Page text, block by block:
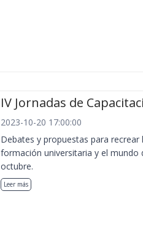
IV Jornadas de
2023-10-20 17:00:00
Debates y propuestas para recrear
formación universitaria y el mundo
octubre.
Leer más